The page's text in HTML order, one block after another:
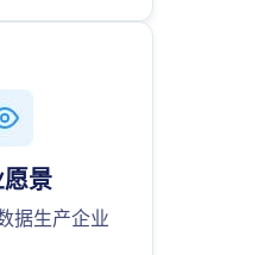
景
据生产企业